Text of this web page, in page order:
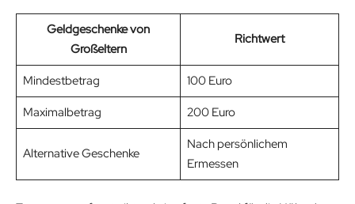
Geldgeschenke von
Großeltern
Richtwert
Mindestbetrag
100 Euro
Maximalbetrag
200 Euro
Alternative Geschenke
Nach persönlichem
Ermessen